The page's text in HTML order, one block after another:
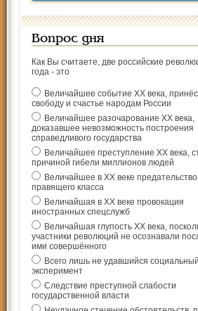
Вопрос дня
Как Вы считаете, две российские
года - это
Величайшее событие ХХ века,
свободу и счастье народам России
Величайшее разочарование ХХ века,
доказавшее невозможность построения
справедливого государства
Величайшее преступление ХХ века,
причиной гибели миллионов людей
Величайшее в ХХ веке предательство
правящего класса
Величайшая в ХХ веке провокация
иностранных спецслужб
Величайшая глупость ХХ века,
участники революций не осознавали
ими совершённого
Всего лишь не удавшийся социальный
эксперимент
Следствие преступной слабости
государственной власти